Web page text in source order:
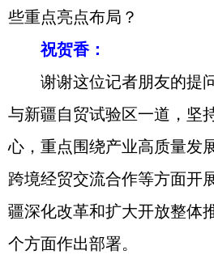
些重点亮点布局？
祝贺香：
谢谢这位记者朋友的提
与新疆自贸试验区一道，坚
心，重点围绕产业高质量发
跨境经贸交流合作等方面开
疆深化改革和扩大开放整体
个方面作出部署。